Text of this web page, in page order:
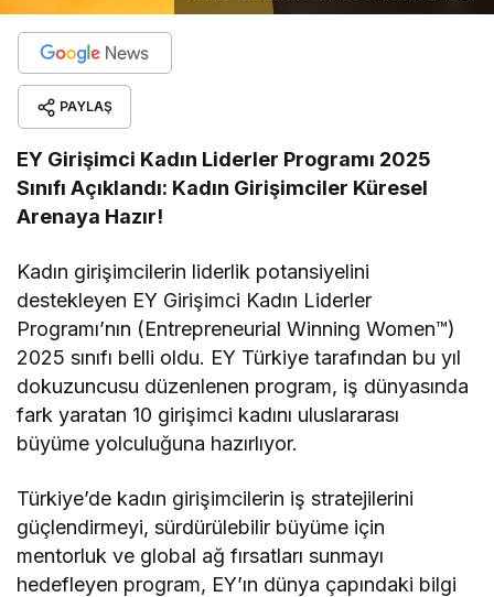
PAYLAŞ
EY Girişimci Kadın Liderler Programı 2025
Sınıfı Açıklandı: Kadın Girişimciler Küresel
Arenaya Hazır!
Kadın girişimcilerin liderlik potansiyelini
destekleyen EY Girişimci Kadın Liderler
Programı’nın (Entrepreneurial Winning Women™)
2025 sınıfı belli oldu. EY Türkiye tarafından bu yıl
dokuzuncusu düzenlenen program, iş dünyasında
fark yaratan 10 girişimci kadını uluslararası
büyüme yolculuğuna hazırlıyor.
Türkiye’de kadın girişimcilerin iş stratejilerini
güçlendirmeyi, sürdürülebilir büyüme için
mentorluk ve global ağ fırsatları sunmayı
hedefleyen program, EY’ın dünya çapındaki bilgi